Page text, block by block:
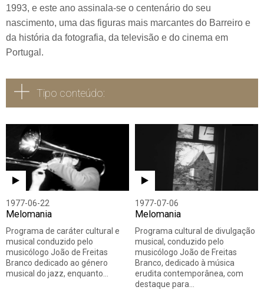
1993, e este ano assinala-se o centenário do seu
nascimento, uma das figuras mais marcantes do Barreiro e
da história da fotografia, da televisão e do cinema em
Portugal.
Tipo conteúdo:
Todos
1977-06-22
Melomania
Programa de caráter cultural e
musical conduzido pelo
musicólogo João de Freitas
Branco dedicado ao género
musical do jazz, enquanto…
1977-07-06
Melomania
Programa cultural de divulgação
musical, conduzido pelo
musicólogo João de Freitas
Branco, dedicado à música
erudita contemporânea, com
destaque para…